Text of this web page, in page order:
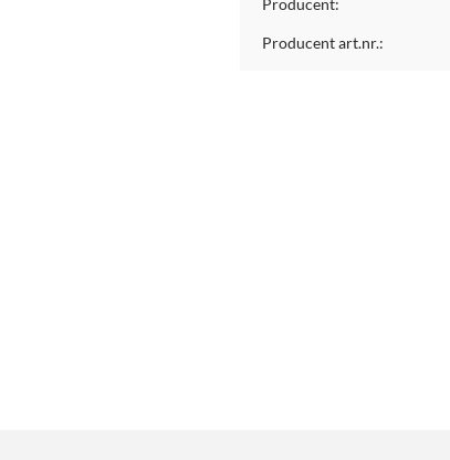
Producent:
Producent art.nr.: